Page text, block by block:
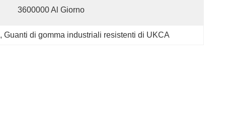
3600000 Al Giorno
, Guanti di gomma industriali resistenti di UKCA